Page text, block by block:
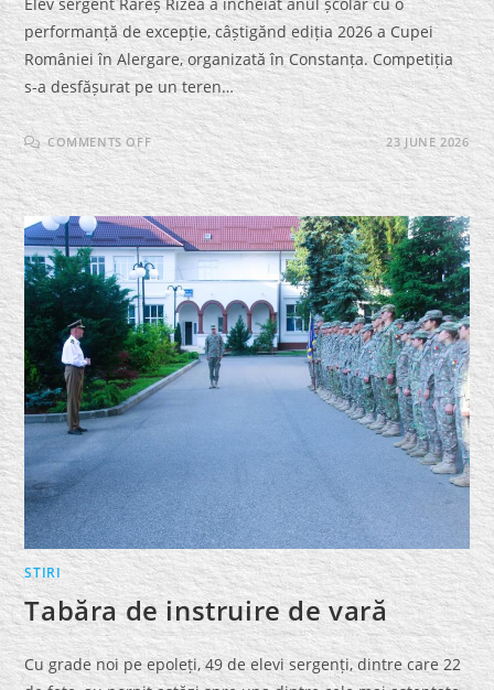
performanță de excepție, câștigănd ediția 2026 a Cupei
României în Alergare, organizată în Constanța. Competiția
s-a desfășurat pe un teren…
COMMENTS OFFON
FINAL
DE
AN
ȘCOLAR
SUB
SEMNUL
PERFORMANȚEI
ȘI
AL
EXCELENȚEI
SPORTIVE
23 JUNE 2026
STIRI
Tabăra de instruire de vară
Cu grade noi pe epoleți, 49 de elevi sergenți, dintre care 22